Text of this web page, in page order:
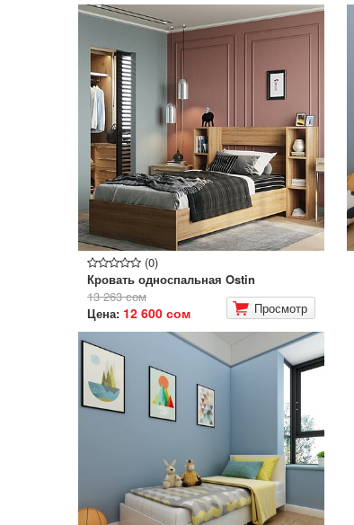
(0)
Кровать односпальная Ostin
13 263 сом
Цена: 12 600 сом Просмотр